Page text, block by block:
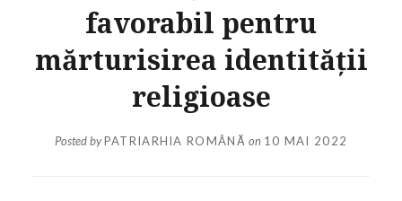
favorabil pentru
mărturisirea identității
religioase
Posted byPATRIARHIA ROMÂNĂ on 10 MAI 2022